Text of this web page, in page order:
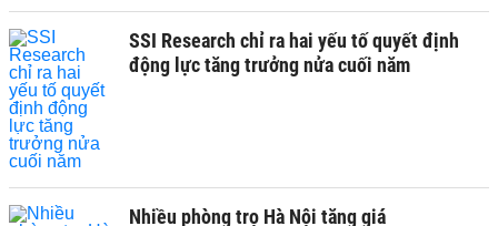
SSI Research chỉ ra hai yếu tố quyết định
động lực tăng trưởng nửa cuối năm
Nhiều phòng trọ Hà Nội tăng giá